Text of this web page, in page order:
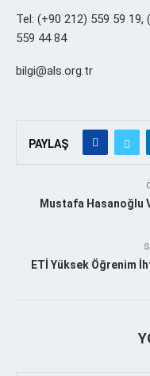
Tel: (+90 212) 559 59 19,
559 44 84
bilgi@als.org.tr
PAYLAŞ
Mustafa Hasanoğlu
ETİ Yüksek Öğrenim